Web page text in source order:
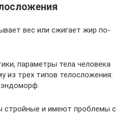
вес или сжигает жир по-
параметры тела человека
из трех типов телосложения:
и имеют проблемы с